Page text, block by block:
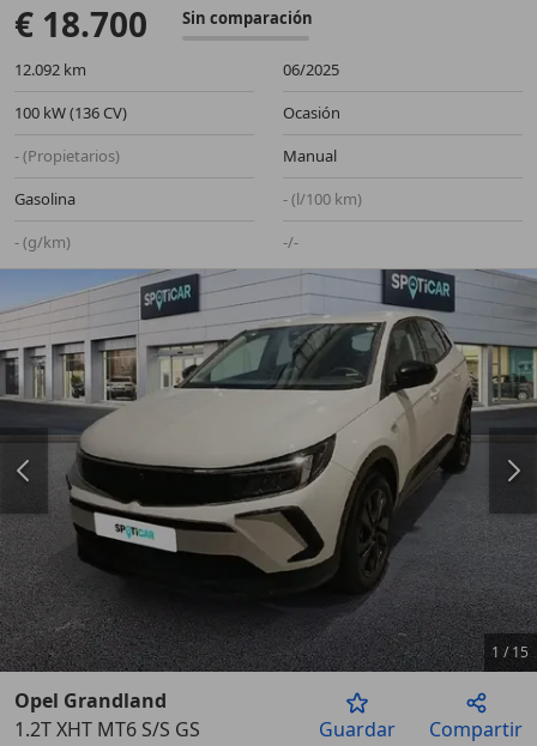
€ 18.700 Sin comparación
12.092 km
06/2025
100 kW (136 CV)
Ocasión
- (Propietarios)
Manual
Gasolina
- (l/100 km)
- (g/km)
-/-
Anterior
1 /15
Opel Grandland
1.2T XHT MT6 S/S GS
Guardar Compartir